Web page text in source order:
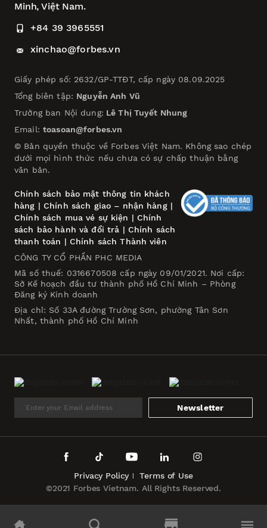
Minh, Việt Nam.
+84 39 3965551
xinchao@forbes.vn
Giấy phép số: 2632/GP-TTĐT, cấp ngày 08.09.2025
Tổng biên tập: Nguyễn Anh Vũ
Trưởng ban Nội dung: Lê Thị Tuyết Nhung
Email: toasoan@forbes.vn
© Bản quyền thuộc về Forbes Việt Nam. Không sao chép
dưới mọi hình thức nếu chưa có sự chấp thuận bằng
văn bản.
Chính sách bảo mật thông tin khách
hàng | Chính sách giao – nhận hàng|
Chính sách mua vé sự kiện | Chính
sách bảo hành và đổi trả | Chính sách
thanh toán | Chính sách Thành viên
CÔNG TY CỔ PHẦN PHC MEDIA
Mã số thuế: 0316670508 cấp ngày 09/01/2021. Nơi cấp:
Sở Kế hoạch đầu tư thành phố Hồ Chí Minh – Phòng
Đăng ký Kinh doanh
Địa chỉ: Số 33A đường Trường Sơn, phường Tân Sơn
Nhất, thành phố Hồ Chí Minh
Newsletter
©2021 Forbes Vietnam. All Rights Reserved.
Privacy Policy Terms of Use